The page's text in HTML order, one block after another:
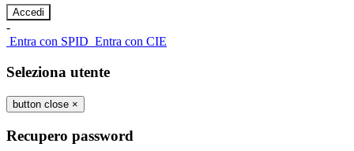
-
Entra con SPID Entra con CIE
Seleziona utente
button close ×
Recupero password